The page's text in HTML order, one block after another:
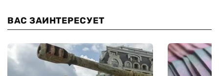
ВАС ЗАИНТЕРЕСУЕТ